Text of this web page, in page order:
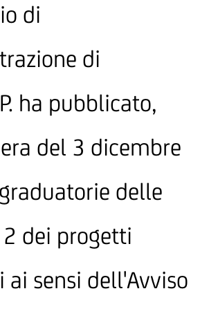
di
di
ha pubblicato,
del 3 dicembre
delle
2 dei progetti
ai sensi dell'Avviso